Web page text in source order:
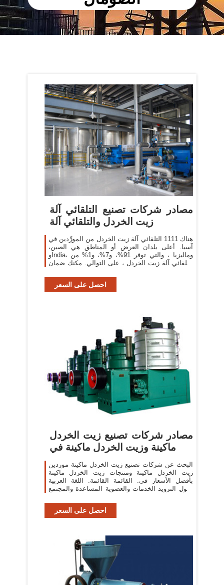
مصادر شركات تصنيع التلقائي آلة
زيت الخردل والتلقائي آلة
هناك 1111 التلقائي آلة زيت الخردل من المورِّدين في
آسيا. أعلى بلدان العرض أو المناطق هي الصين،
وIndia، وماليزيا ، والتي توفر 91%، و7%، و1% من
التلقائي آلة زيت الخردل ، على التوالي. مكنك ضمان
احصل على السعر
مصادر شركات تصنيع زيت الخردل
ماكينة وزيت الخردل ماكينة في
البحث عن شركات تصنيع زيت الخردل ماكينة موردين
زيت الخردل ماكينة ومنتجات زيت الخردل ماكينة
بأفضل الأسعار في. القائمة القائمة. اللغة العربية
حلول التزويد الخدمات والعضوية المساعدة والمجتمع
احصل على السعر